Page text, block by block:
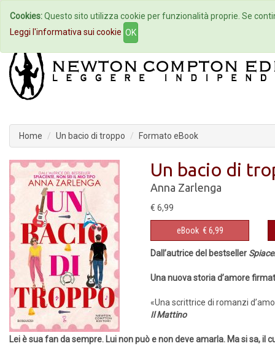
Home Autori Eventi
Home Un bacio di troppo Formato eBook
Un bacio di
Anna Zarlenga
€ 6,99
eBook € 6,99
Dall’autrice del bestseller
Una nuova storia d’amore
«Una scrittrice di romanzi
Il Mattino
Lei è sua fan da sempre. Lui non può e non deve amarla. Ma si sa, il
Cookies:Questo sito utilizza cookie per funzionalità proprie. Se
Leggi l'informativa sui cookie OK